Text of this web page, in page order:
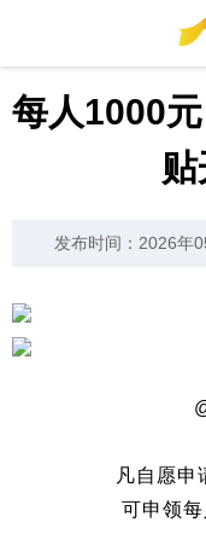
每人1000
发布时间：2026年
凡自愿申
可申领